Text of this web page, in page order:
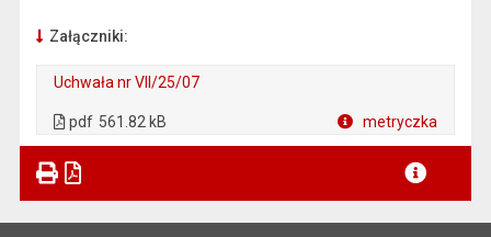
Załączniki:
Uchwała nr VII/25/07
pdf 561.82 kB metryczka